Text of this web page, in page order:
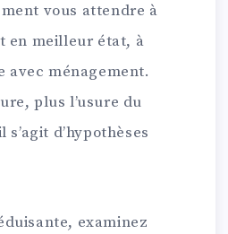
vous attendre à
en meilleur état, à
avec ménagement.
plus l’usure du
d’hypothèses
examinez